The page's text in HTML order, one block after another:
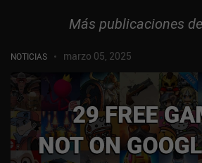
Más publicaciones
NOTICIAS marzo 05, 2025